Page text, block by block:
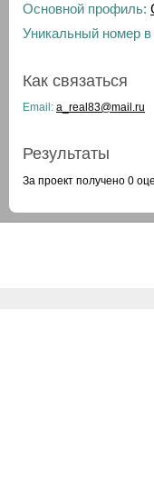
Основной профиль:
Уникальный номер в
Как связаться
Email: a_real83@mail.ru
Результаты
За проект получено 0